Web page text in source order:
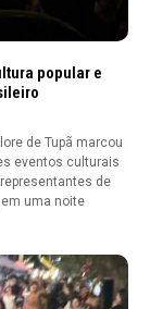
popular e
de Tupã marcou
eventos culturais
de
uma noite